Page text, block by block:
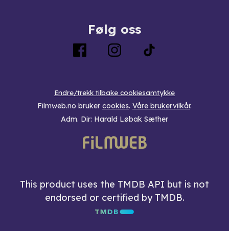
Følg oss
Endre/trekk tilbake cookiesamtykke
Filmweb.no bruker cookies. Våre brukervilkår.
Adm. Dir: Harald Løbak Sæther
This product uses the TMDB API but is not
endorsed or certified by TMDB.